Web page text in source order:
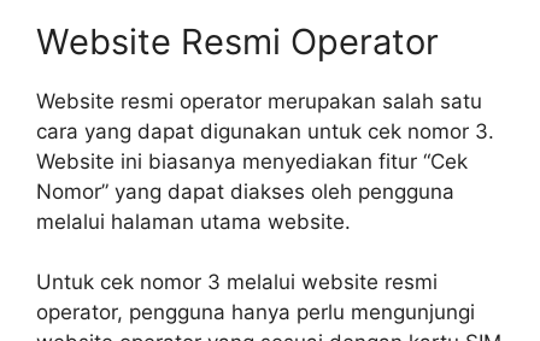
Website Resmi Operator
Website resmi operator merupakan salah satu
cara yang dapat digunakan untuk cek nomor 3.
Website ini biasanya menyediakan fitur “Cek
Nomor” yang dapat diakses oleh pengguna
melalui halaman utama website.
Untuk cek nomor 3 melalui website resmi
operator, pengguna hanya perlu mengunjungi